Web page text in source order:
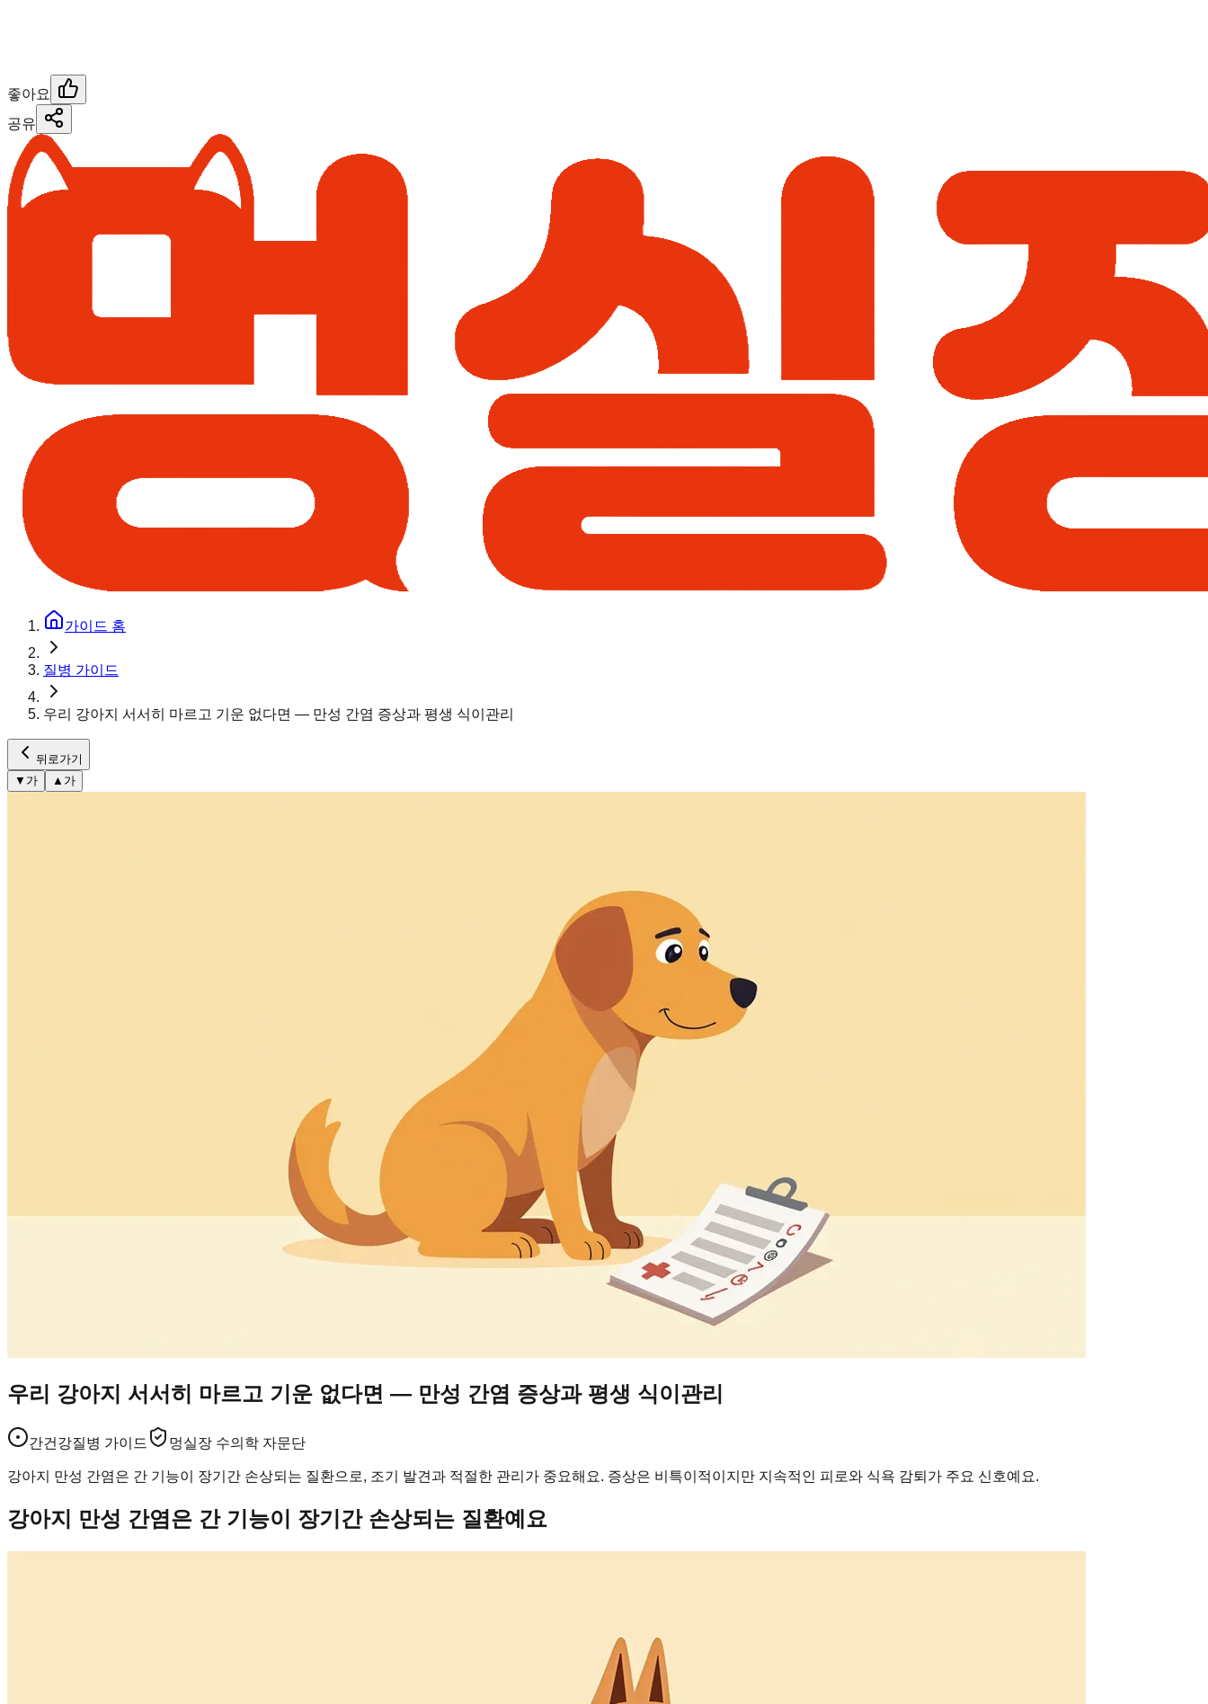
좋아요
공유
가이드 홈
질병 가이드
우리 강아지 서서히 마르고 기운 없다면 — 만성 간염 증상과 평생 식이관리
뒤로가기
▼ 가 ▲ 가
우리 강아지 서서히 마르고 기운 없다면 — 만성 간염 증상과 평생 식이관리
간건강질병 가이드 멍실장 수의학 자문단
강아지 만성 간염은 간 기능이 장기간 손상되는 질환으로, 조기 발견과 적절한 관리가 중요해요. 증상은 비특이적이지만 지속적인 피로와 식욕 감퇴가 주요 신호예요.
강아지 만성 간염은 간 기능이 장기간 손상되는 질환예요